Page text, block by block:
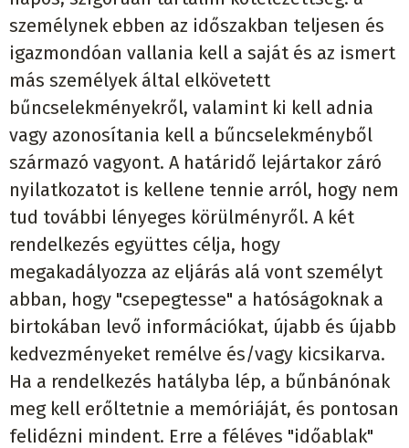
személynek ebben az időszakban teljesen és
igazmondóan vallania kell a saját és az ismert
más személyek által elkövetett
bűncselekményekről, valamint ki kell adnia
vagy azonosítania kell a bűncselekményből
származó vagyont. A határidő lejártakor záró
nyilatkozatot is kellene tennie arról, hogy nem
tud további lényeges körülményről. A két
rendelkezés együttes célja, hogy
megakadályozza az eljárás alá vont személyt
abban, hogy "csepegtesse" a hatóságoknak a
birtokában levő információkat, újabb és újabb
kedvezményeket remélve és/vagy kicsikarva.
Ha a rendelkezés hatályba lép, a bűnbánónak
meg kell erőltetnie a memóriáját, és pontosan
felidézni mindent. Erre a féléves "időablak"